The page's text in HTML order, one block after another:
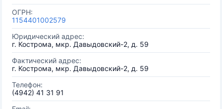
ОГРН:
1154401002579
Юридический адрес:
г. Кострома, мкр. Давыдовский-2, д. 59
Фактический адрес:
г. Кострома, мкр. Давыдовский-2, д. 59
Телефон:
(4942) 41 31 91